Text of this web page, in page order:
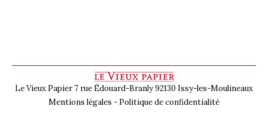
Le Vieux Papier 7 rue Édouard-Branly 92130 Issy-les-Moulineaux
Mentions légales - Politique de confidentialité